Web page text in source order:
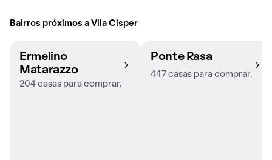
Bairros próximos a Vila Cisper
Ermelino
Matarazzo
204 casas para comprar.
Ponte Rasa
447 casas para comprar.